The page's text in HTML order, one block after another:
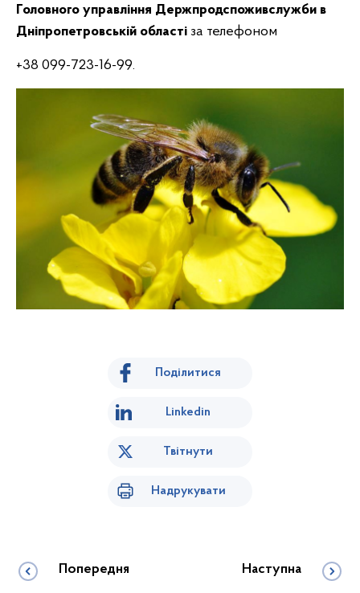
Головного управління Держпродспоживслужби в
Дніпропетровській області за телефоном
+38 099-723-16-99.
Поділитися
Linkedin
Твітнути
Надрукувати
Попередня Наступна